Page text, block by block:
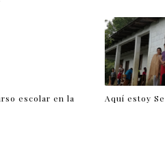
escolar en la
Aquí estoy